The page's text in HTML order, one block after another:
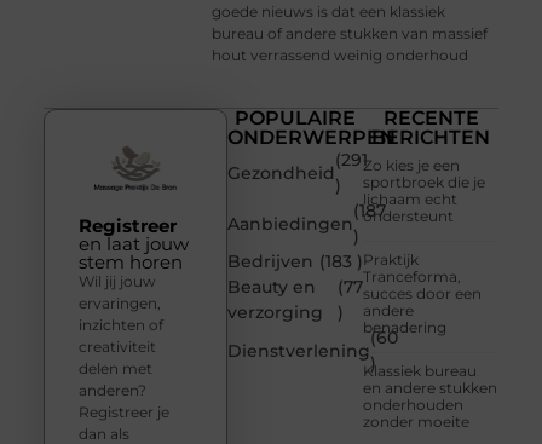
goede nieuws is dat een klassiek
bureau of andere stukken van massief
hout verrassend weinig onderhoud
POPULAIRE
ONDERWERPEN
Gezondheid
(291
)
Aanbiedingen
(187
)
Bedrijven (183 )
Beauty en
verzorging
(77
)
Dienstverlening
(60
)
RECENTE
BERICHTEN
Zo kies je een
sportbroek die je
lichaam echt
ondersteunt
Praktijk
Tranceforma,
succes door een
andere
benadering
Klassiek bureau
en andere stukken
onderhouden
zonder moeite
Registreer
en laat jouw
stem horen
Wil jij jouw
ervaringen,
inzichten of
creativiteit
delen met
anderen?
Registreer je
dan als